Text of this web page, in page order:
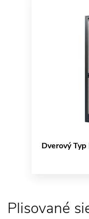
Dverový Typ
Plisované